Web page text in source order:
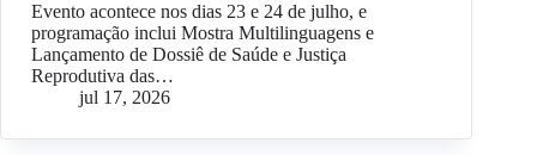
Evento acontece nos dias 23 e 24 de julho, e
programação inclui Mostra Multilinguagens e
Lançamento de Dossiê de Saúde e Justiça
Reprodutiva das…
jul 17, 2026